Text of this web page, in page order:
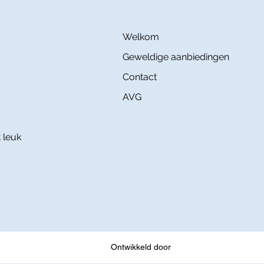
leuk
Welkom
Geweldige aanbiedingen
Contact
AVG
Ontwikkeld door